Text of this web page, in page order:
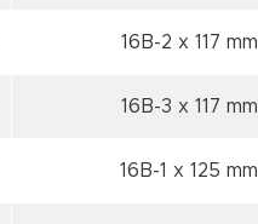
16B-2 x 117 mm
16B-3 x 117 mm
16B-1 x 125 mm